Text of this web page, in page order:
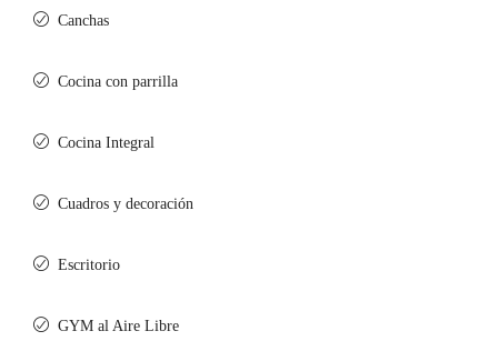
Canchas
Cocina con parrilla
Cocina Integral
Cuadros y decoración
Escritorio
GYM al Aire Libre